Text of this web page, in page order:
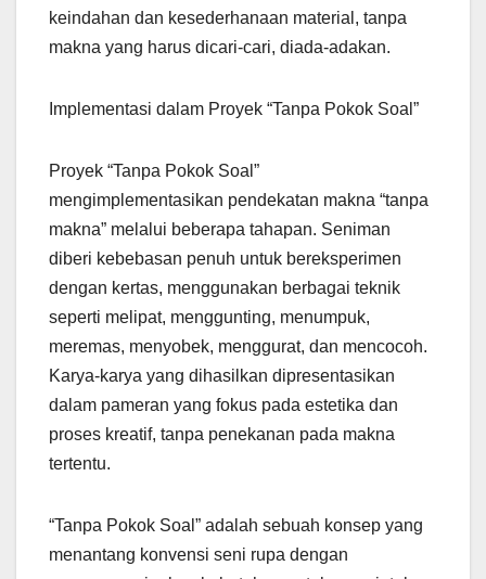
keindahan dan kesederhanaan material, tanpa
makna yang harus dicari-cari, diada-adakan.
Implementasi dalam Proyek “Tanpa Pokok Soal”
Proyek “Tanpa Pokok Soal”
mengimplementasikan pendekatan makna “tanpa
makna” melalui beberapa tahapan. Seniman
diberi kebebasan penuh untuk bereksperimen
dengan kertas, menggunakan berbagai teknik
seperti melipat, menggunting, menumpuk,
meremas, menyobek, menggurat, dan mencocoh.
Karya-karya yang dihasilkan dipresentasikan
dalam pameran yang fokus pada estetika dan
proses kreatif, tanpa penekanan pada makna
tertentu.
“Tanpa Pokok Soal” adalah sebuah konsep yang
menantang konvensi seni rupa dengan